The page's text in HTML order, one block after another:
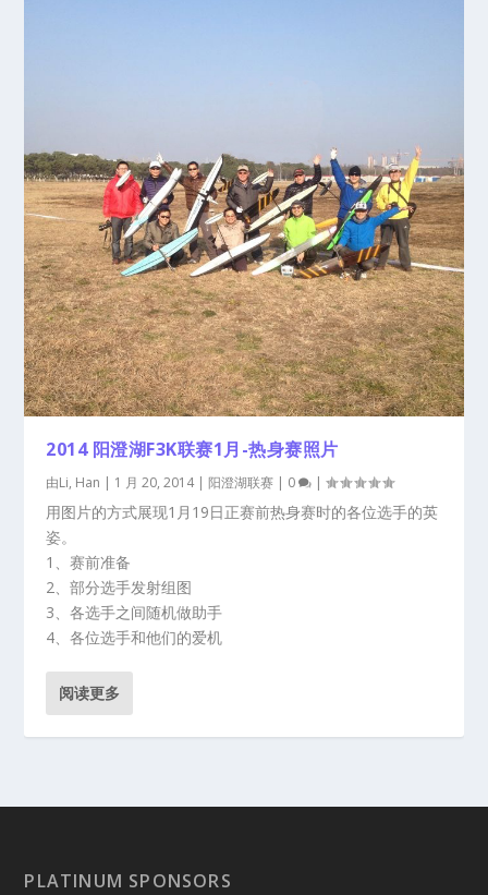
2014 阳澄湖F3K联赛1月-热身赛照片
由Li, Han | 1 月 20, 2014|阳澄湖联赛 | 0 |
用图片的方式展现1月19日正赛前热身赛时的各位选手的英
姿。
1、赛前准备
2、部分选手发射组图
3、各选手之间随机做助手
4、各位选手和他们的爱机
阅读更多
PLATINUM SPONSORS